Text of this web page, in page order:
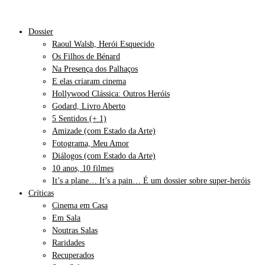
Dossier
Raoul Walsh, Herói Esquecido
Os Filhos de Bénard
Na Presença dos Palhaços
E elas criaram cinema
Hollywood Clássica: Outros Heróis
Godard, Livro Aberto
5 Sentidos (+ 1)
Amizade (com Estado da Arte)
Fotograma, Meu Amor
Diálogos (com Estado da Arte)
10 anos, 10 filmes
It’s a plane… It’s a pain… É um dossier sobre super-heróis
Críticas
Cinema em Casa
Em Sala
Noutras Salas
Raridades
Recuperados